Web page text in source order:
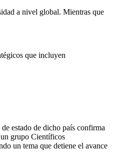
a nivel global. Mientras que
que incluyen
estado de dicho país confirma
grupo Científicos
un tema que detiene el avance